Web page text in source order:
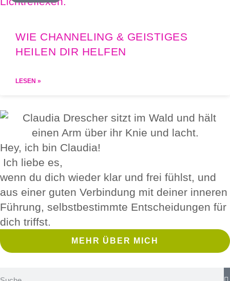
WIE CHANNELING & GEISTIGES
HEILEN DIR HELFEN
LESEN »
Hey, ich bin Claudia!
Ich liebe es,
wenn du dich wieder klar und frei fühlst, und
aus einer guten Verbindung mit deiner inneren
Führung, selbstbestimmte Entscheidungen für
dich triffst.
MEHR ÜBER MICH